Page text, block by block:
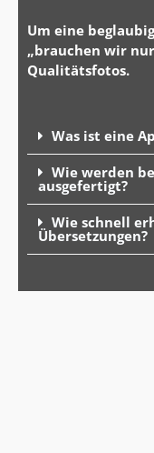
Um eine
„brauchen wir
Qualitätsfotos.
Was ist eine
Wie werden
ausgefertigt?
Wie schnell
Übersetzungen?